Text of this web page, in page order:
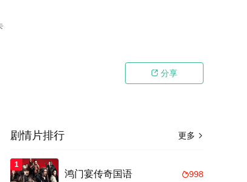
 分享
更多 
剧情片排行
1
998
鸿门宴传奇国语